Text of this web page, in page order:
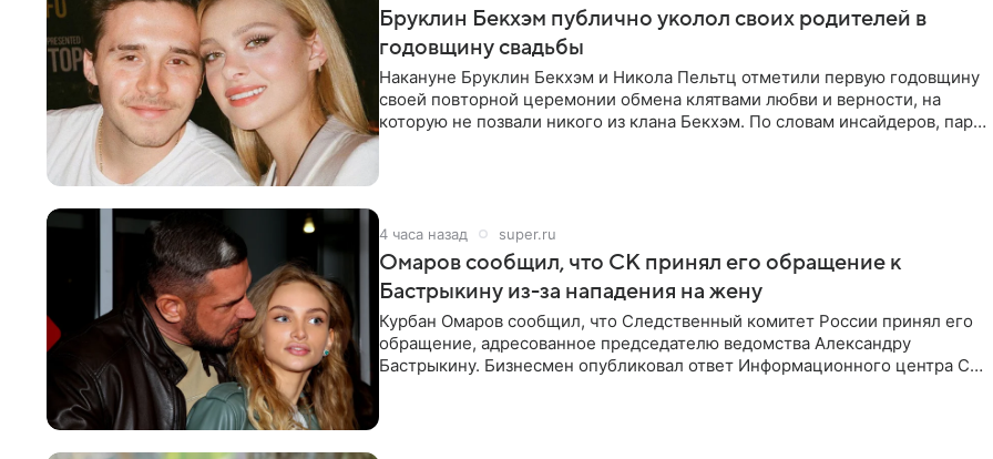
Бруклин Бекхэм публично уколол своих родителей в
годовщину свадьбы
Накануне Бруклин Бекхэм и Никола Пельтц отметили первую годовщину
своей повторной церемонии обмена клятвами любви и верности, на
которую не позвали никого из клана Бекхэм. По словам инсайдеров, пара
4 часа назад super.ru
Омаров сообщил, что СК принял его обращение к
Бастрыкину из-за нападения на жену
Курбан Омаров сообщил, что Следственный комитет России принял его
обращение, адресованное председателю ведомства Александру
Бастрыкину. Бизнесмен опубликовал ответ Информационного центра СК